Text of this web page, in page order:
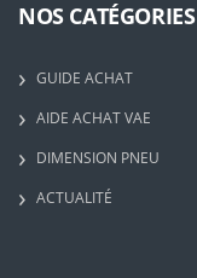
NOS CATÉGORIES
GUIDE ACHAT
AIDE ACHAT VAE
DIMENSION PNEU
ACTUALITÉ